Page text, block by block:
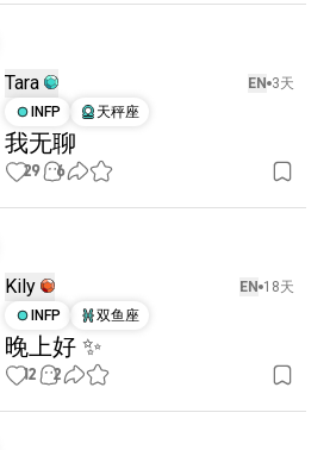
Tara EN 3天
INFP
天秤座
我无聊
29 6
Kily EN 18天
INFP
双鱼座
晚上好 ✨
12 2